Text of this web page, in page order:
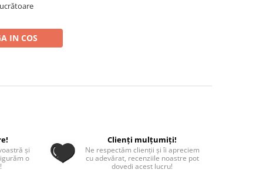
IN COS
și
o
Clienți mulțumiți!
Ne respectăm clienții și îi apreciem
cu adevărat, recenziile noastre pot
dovedi acest lucru!